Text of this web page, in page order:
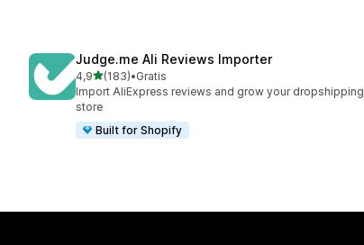
Judge.me Ali Reviews Importer
4,9na 5 gwiazdek
(183)
Łączna liczba recenzji: 183
•Gratis
Import AliExpress reviews and grow your dropshipping
store
Built for Shopify